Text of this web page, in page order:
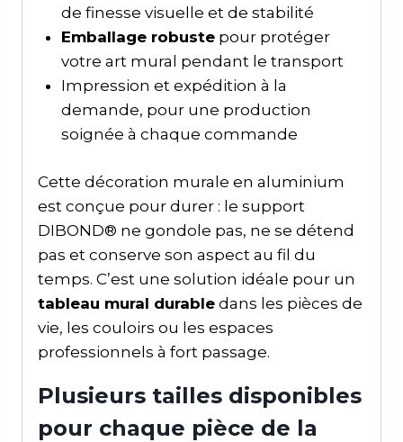
de finesse visuelle et de stabilité
Emballage robustepour protéger
votre art mural pendant le transport
Impression et expédition à la
demande, pour une production
soignée à chaque commande
Cette décoration murale en aluminium
est conçue pour durer : le support
DIBOND® ne gondole pas, ne se détend
pas et conserve son aspect au fil du
temps. C’est une solution idéale pour un
tableau mural durable dans les pièces de
vie, les couloirs ou les espaces
professionnels à fort passage.
Plusieurs tailles disponibles
pour chaque pièce de la